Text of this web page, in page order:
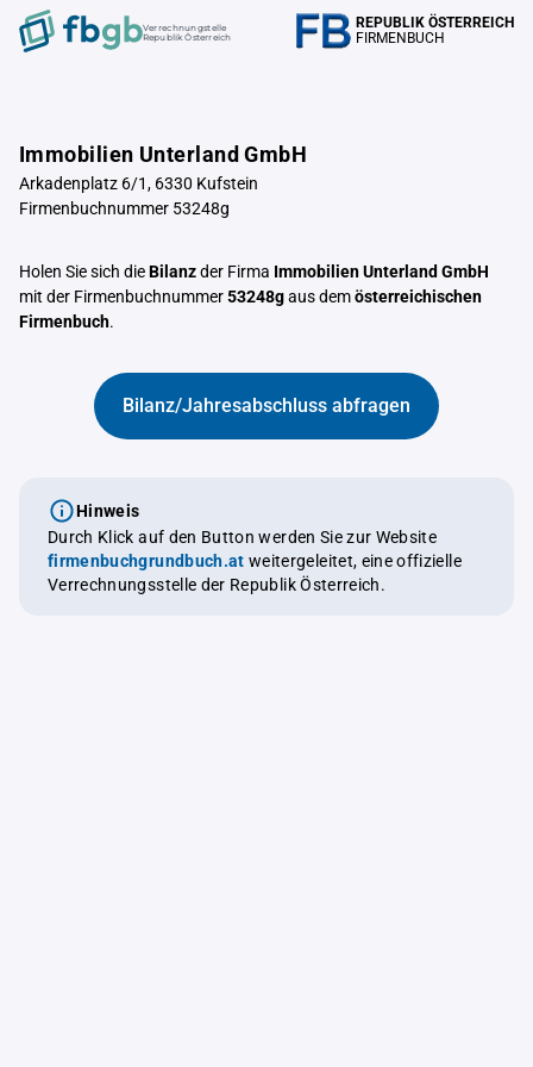
Verrechnungstelle
Republik Österreich
REPUBLIK ÖSTERREICH
FIRMENBUCH
Immobilien Unterland GmbH
Arkadenplatz 6/1, 6330 Kufstein
Firmenbuchnummer 53248g
Holen Sie sich dieBilanzder Firma Immobilien Unterland GmbH
mit der Firmenbuchnummer53248gaus demösterreichischen
Firmenbuch.
Bilanz/Jahresabschluss abfragen
Hinweis
Durch Klick auf den Button werden Sie zur Website
firmenbuchgrundbuch.at weitergeleitet, eine offizielle
Verrechnungsstelle der Republik Österreich.